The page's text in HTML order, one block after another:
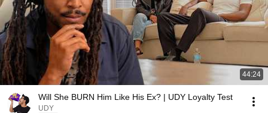
44:24
Will She BURN Him Like His Ex? | UDY Loyalty Test
UDY